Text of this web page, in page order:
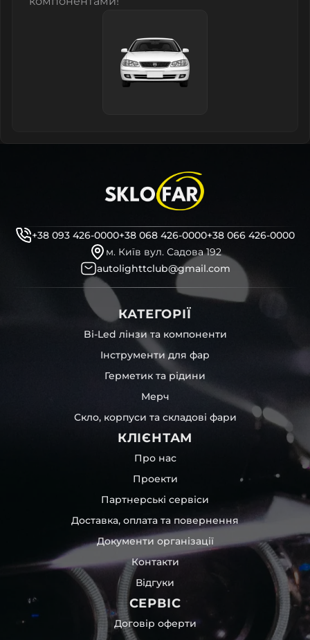
+38 093 426-0000+38 068 426-0000+38 066 426-0000
м. Київ вул. Садова 192
autolighttclub@gmail.com
КАТЕГОРІЇ
Bi-Led лінзи та компоненти
Інструменти для фар
Герметик та рідини
Мерч
Скло, корпуси та складові фари
КЛІЄНТАМ
Про нас
Проекти
Партнерські сервіси
Доставка, оплата та повернення
Документи організації
Контакти
Відгуки
СЕРВІС
Договір оферти